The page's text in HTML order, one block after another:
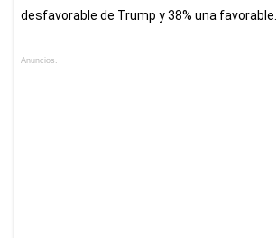
desfavorable de Trump y 38% una favorable.
Anuncios.